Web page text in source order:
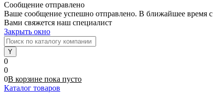
Сообщение отправлено
Ваше сообщение успешно отправлено. В ближайшее время с
Вами свяжется наш специалист
Закрыть окно
0
0
0В корзине пока пусто
Каталог товаров